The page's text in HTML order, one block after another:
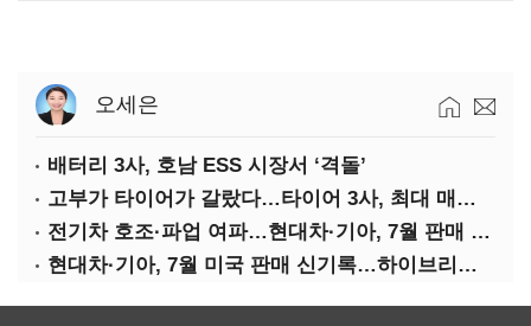
오세은
배터리 3사, 호남 ESS 시장서 ‘격돌’
고부가 타이어가 갈랐다…타이어 3사, 최대 매출에도 영업익 희비
전기차 호조·파업 여파…현대차·기아, 7월 판매 희비
현대차·기아, 7월 미국 판매 신기록…하이브리드 효과